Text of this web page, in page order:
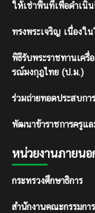
ให้เช่าพื้นที่เพื่อดำเนิน
ทรงพระเจริญ เนื่องใ
พิธีรับพระราชทานเครื่
รณ์มงกุฎไทย (ป.ม.)
ร่วมถ่ายทอดประสบก
พัฒนาข้าราชการครูแล
หน่วยงานภายนอ
กระทรวงศึกษาธิการ
สำนักงานคณะกรรมก